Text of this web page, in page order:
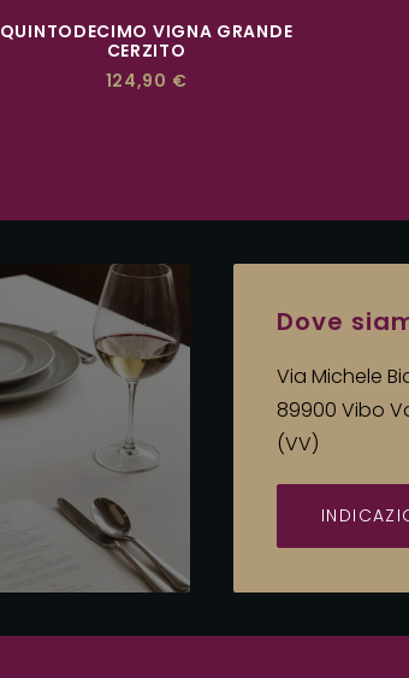
QUINTODECIMO VIGNA GRANDE
CERZITO
124,90 €
Dove
Via Michele
89900 Vibo
(VV)